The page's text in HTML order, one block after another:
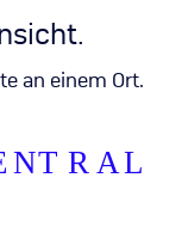
an einem Ort.